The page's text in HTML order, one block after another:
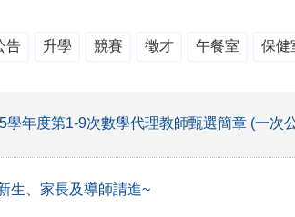
告 升學 競賽 徵才 午餐室 保健
學年度第1-9次數學代理教師甄選簡章 (一次
生、家長及導師請進~